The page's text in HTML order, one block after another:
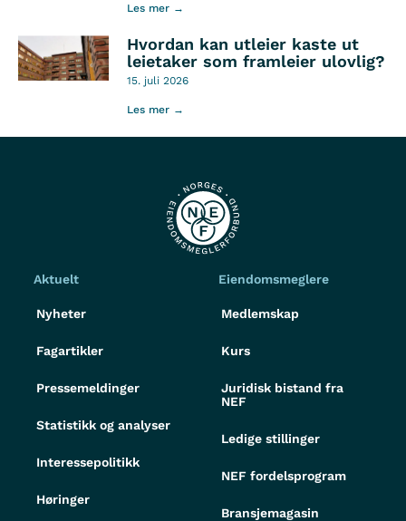
Les mer →
Hvordan kan utleier kaste ut
leietaker som framleier ulovlig?
15. juli 2026
Les mer →
Aktuelt
Nyheter
Fagartikler
Pressemeldinger
Statistikk og analyser
Interessepolitikk
Høringer
Eiendomsmeglere
Medlemskap
Kurs
Juridisk bistand fra
NEF
Ledige stillinger
NEF fordelsprogram
Bransjemagasin